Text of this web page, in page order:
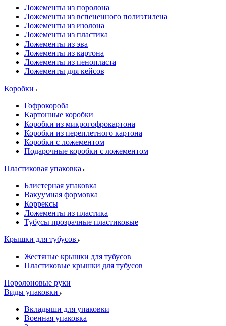
Ложементы из поролона
Ложементы из вспененного полиэтилена
Ложементы из изолона
Ложементы из пластика
Ложементы из эва
Ложементы из картона
Ложементы из пенопласта
Ложементы для кейсов
Коробки
Гофрокороба
Картонные коробки
Коробки из микрогофрокартона
Коробки из переплетного картона
Коробки с ложементом
Подарочные коробки с ложементом
Пластиковая упаковка
Блистерная упаковка
Вакуумная формовка
Коррексы
Ложементы из пластика
Тубусы прозрачные пластиковые
Крышки для тубусов
Жестяные крышки для тубусов
Пластиковые крышки для тубусов
Поролоновые руки
Виды упаковки
Вкладыши для упаковки
Военная упаковка